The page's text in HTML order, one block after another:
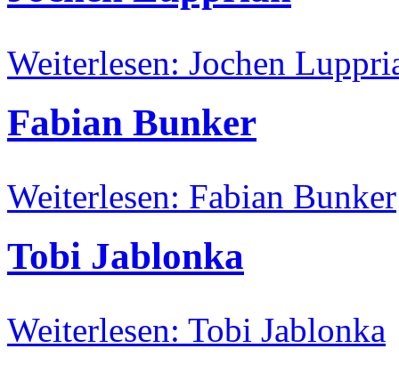
Weiterlesen: Jochen
Fabian Bunker
Weiterlesen: Fabian Bunker
Tobi Jablonka
Weiterlesen: Tobi Jablonka